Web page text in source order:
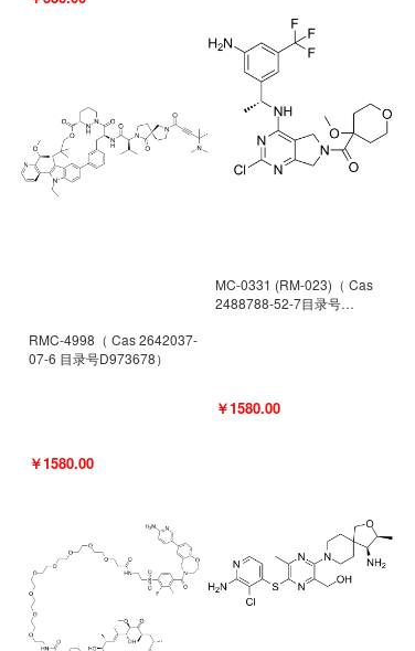
RMC-4998（ Cas 2642037-
07-6 目录号D973678）
￥1580.00
MC-0331 (RM-023)（ Cas
2488788-52-7目录号
￥1580.00